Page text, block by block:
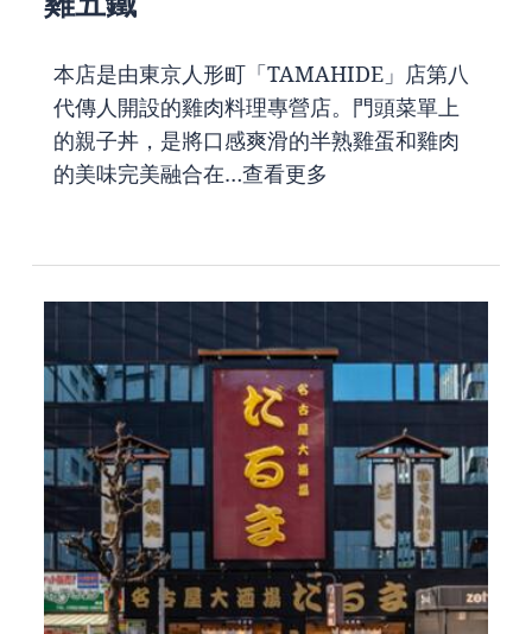
本店是由東京人形町「TAMAHIDE」店第八
代傳人開設的雞肉料理專營店。門頭菜單上
的親子丼，是將口感爽滑的半熟雞蛋和雞肉
的美味完美融合在…查看更多